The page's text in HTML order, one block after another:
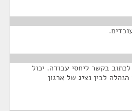
לכתוב בקשר ליחסי עבודה. יכול
לבין נציג של ארגון